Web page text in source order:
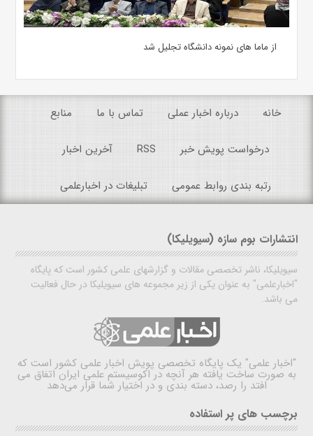
از ماما های نمونه دانشگاه تجلیل شد
خانه درباره اخبار عملی تماس با ما منابع
درخواست پویش خبر RSS آخرین اخبار
رتبه بندی روابط عمومی تبلیغات در اخبارعلمی
انتشارات بوم سازه (سیویلیکا)
سیویلیکا، ناشر تخصصی مقالات و گزارشهای علمی کشور است که پایگاه
"اخبارعلمی" به عنوان یکی از زیر مجموعه های سیویلیکا در حال فعالیت
می باشد.
"اخبار علمی" یک پایگاه تخصصی پویش اخبار علمی کشور است که
به صورت ساخت یافته هر آنچه در اکوسیستم علمی ایران اتفاق می
افتد را رصد، دسته بندی و در اختیار شما قرار می‌دهد
برچسب های پر استفاده